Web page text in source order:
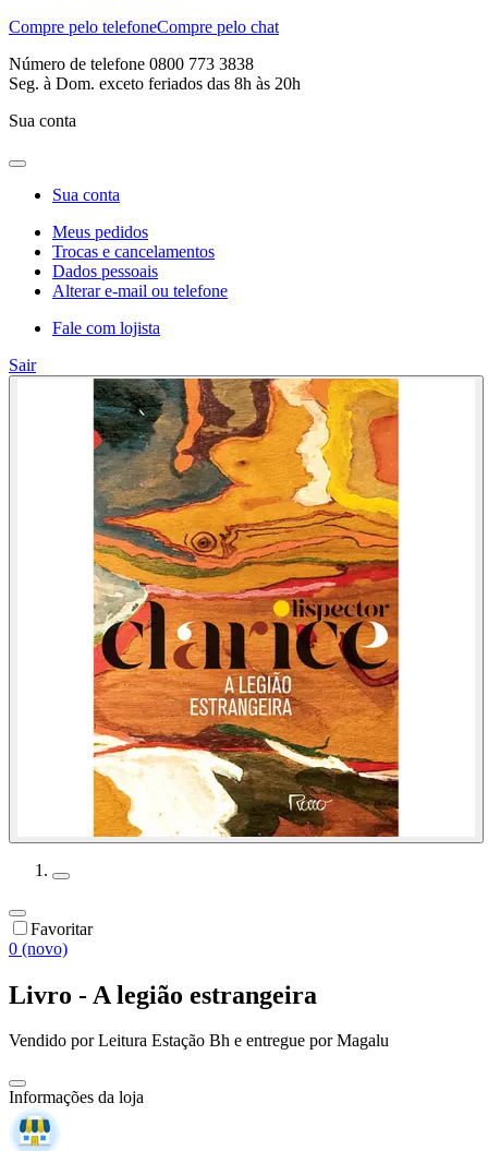
Compre pelo telefoneCompre pelo chat
Número de telefone 0800 773 3838
Seg. à Dom. exceto feriados das 8h às 20h
Sua conta
Sua conta
Meus pedidos
Trocas e cancelamentos
Dados pessoais
Alterar e-mail ou telefone
Fale com lojista
Sair
Favoritar
0 (novo)
Livro - A legião estrangeira
Vendido porLeitura Estação Bh e entregue por Magalu
Informações da loja